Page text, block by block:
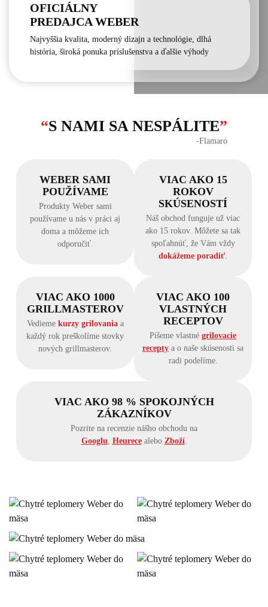
OFICIÁLNY
PREDAJCA WEBER
Najvyššia kvalita, moderný dizajn a technológie, dlhá
história, široká ponuka príslušenstva a ďalšie výhody
“S NAMI SA NESPÁLITE”
‐Flamaro
WEBER SAMI
POUŽÍVAME
Produkty Weber sami
používame u nás v práci aj
doma a môžeme ich
odporučiť.
VIAC AKO 15
ROKOV
SKÚSENOSTÍ
Náš obchod funguje už viac
ako 15 rokov. Môžete sa tak
spoľahnúť, že Vám vždy
dokážeme poradiť.
VIAC AKO 1000
GRILLMASTEROV
Vedieme kurzy grilovaniaa
každý rok preškolíme stovky
nových grillmasterov.
VIAC AKO 100
VLASTNÝCH
RECEPTOV
Píšeme vlastné grilovacie
recepty a o naše skúsenosti sa
radi podelíme.
VIAC AKO 98 % SPOKOJNÝCH
ZÁKAZNÍKOV
Pozrite na recenzie nášho obchodu na
Googlu, Heurecealebo Zboží.